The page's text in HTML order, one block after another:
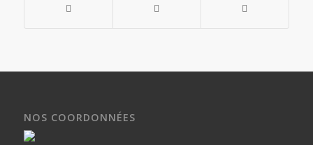
NOS COORDONNÉES